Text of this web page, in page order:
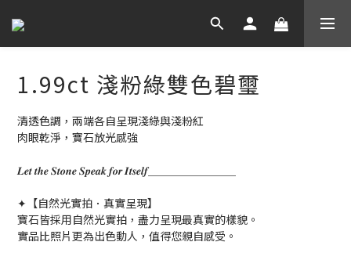
1.99ct 淺粉綠雙色碧璽
清透色調，兩端各自呈現淺綠與淺粉紅
肉眼乾淨，寶石放光感強
𝑳𝒆𝒕 𝒕𝒉𝒆 𝑺𝒕𝒐𝒏𝒆 𝑺𝒑𝒆𝒂𝒌 𝒇𝒐𝒓 𝑰𝒕𝒔𝒆𝒍𝒇＿＿＿＿＿＿＿＿
✦【自然光實拍．真實呈現】
寶石皆採用自然光實拍，盡力呈現最真實的樣貌。
實品比照片更為出色動人，值得您親自感受。